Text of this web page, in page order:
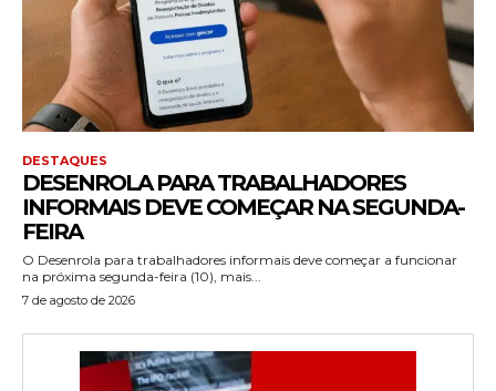
DESTAQUES
DESENROLA PARA TRABALHADORES
INFORMAIS DEVE COMEÇAR NA SEGUNDA-
FEIRA
O Desenrola para trabalhadores informais deve começar a funcionar
na próxima segunda-feira (10), mais...
7 de agosto de 2026